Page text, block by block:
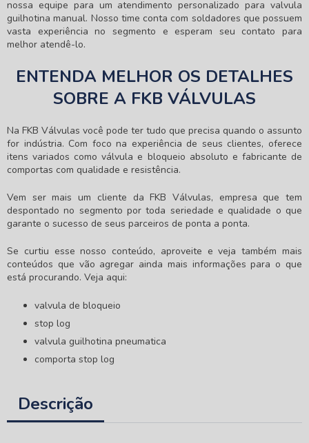
nossa equipe para um atendimento personalizado para valvula
guilhotina manual. Nosso time conta com soldadores que possuem
vasta experiência no segmento e esperam seu contato para
melhor atendê-lo.
ENTENDA MELHOR OS DETALHES
SOBRE A FKB VÁLVULAS
Na FKB Válvulas você pode ter tudo que precisa quando o assunto
for indústria. Com foco na experiência de seus clientes, oferece
itens variados como válvula e bloqueio absoluto e fabricante de
comportas com qualidade e resistência.
Vem ser mais um cliente da FKB Válvulas, empresa que tem
despontado no segmento por toda seriedade e qualidade o que
garante o sucesso de seus parceiros de ponta a ponta.
Se curtiu esse nosso conteúdo, aproveite e veja também mais
conteúdos que vão agregar ainda mais informações para o que
está procurando. Veja aqui:
valvula de bloqueio
stop log
valvula guilhotina pneumatica
comporta stop log
Descrição